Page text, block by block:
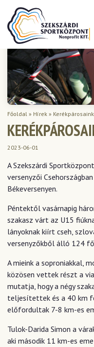
Főoldal » Hírek »
2023-06-01
A Szekszárdi
versenyzői
Békeversenyen.
Péntektől vasárnapig
szakasz várt az U15
lányoknak kiírt cseh,
versenyzőkből álló 124
A mieink a soproniakkal,
közösen vettek részt a
mutatja, hogy a négy
teljesítettek és a 40 km
előfordultak 7-8 km-es
Tulok-Darida Simon a
aki második 11 km-es